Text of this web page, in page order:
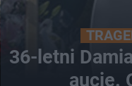
36-letni
aucie.